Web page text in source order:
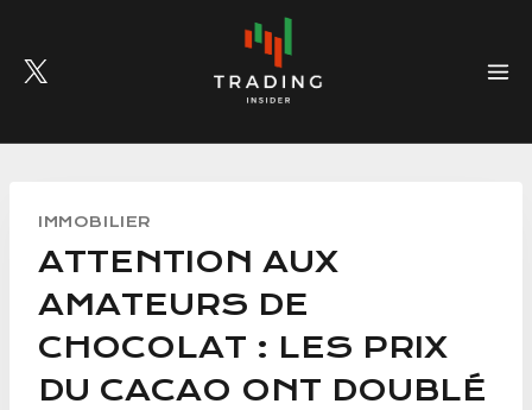
content
IMMOBILIER
ATTENTION AUX
AMATEURS DE
CHOCOLAT : LES PRIX
DU CACAO ONT DOUBLÉ